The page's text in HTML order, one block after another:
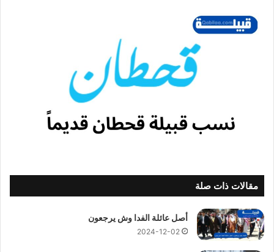
مقالات ذات صلة
أصل عائلة الفدا وش يرجعون
2024-12-02